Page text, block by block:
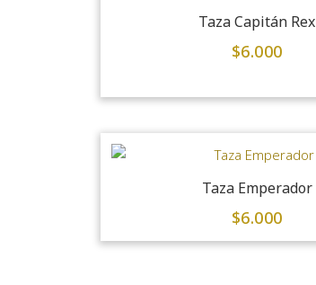
Taza Capitán Rex
$6.000
Taza Emperador
$6.000